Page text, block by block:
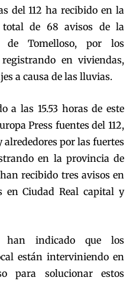
del 112 ha recibido en la
de 68 avisos de la
de Tomelloso, por los
en viviendas,
a causa de las lluvias.
a las 15.53 horas de este
Press fuentes del 112,
alrededores por las fuertes
en la provincia de
recibido tres avisos en
en Ciudad Real capital y
han indicado que los
están interviniendo en
para solucionar estos